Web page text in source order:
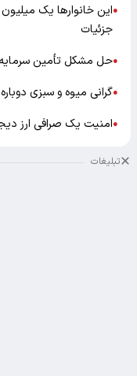
●این خانوارها یک
جزئیات
●حل مشکل تأمین
●گرانی میوه و سبزی
●امنیت یک صرافی ارز
تبلیغات